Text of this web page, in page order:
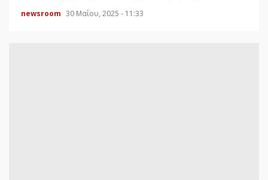
newsroom 30 Μαΐου, 2025 - 11:33